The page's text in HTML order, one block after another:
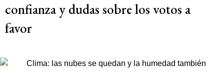
confianza y dudas sobre los votos a
favor